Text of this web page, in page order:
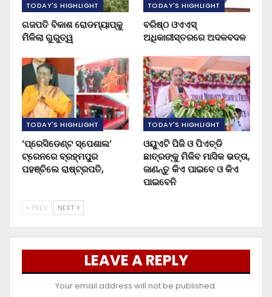
TODAY'S HIGHLIGHT
ଗଜପତି ବିକାଶ ରୋଡମ୍ୟାପ୍‌କୁ
ମିଳିଲା ଗୁରୁତ୍ୱ
TODAY'S HIGHLIGHT
ବରିଷ୍ଠ ଓଏଏସ୍‌
ଅଧିକାରୀସ୍ତରରେ ଅଦଳବଦଳ
TODAY'S HIGHLIGHT
‘ପ୍ରେସିଡେଣ୍ଟ ସ୍ପେଶାଲ’
ଟ୍ରେନରେ ବ୍ରହ୍ମପୁର
ପହଞ୍ଚିଲେ ରାଷ୍ଟ୍ରପତି,
TODAY'S HIGHLIGHT
ଓୟୁଏଟି ପିଜି ଓ ପିଏଚ୍‌ଡି
ଛାତ୍ରଙ୍କୁ ମିଳିବ ମାସିକ ଭତ୍ତା,
ଜାଣନ୍ତୁ କିଏ ପାଇବେ ଓ କିଏ
ପାଇବେନି
PREV NEXT
LEAVE A REPLY
Your email address will not be published.